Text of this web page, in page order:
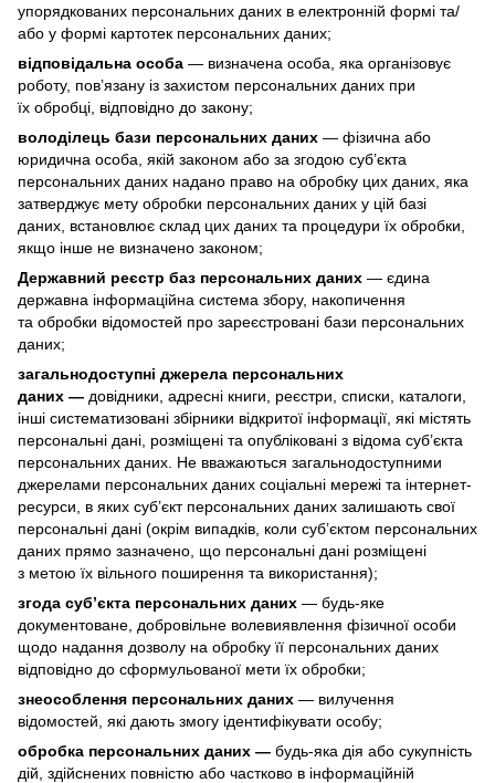
упорядкованих персональних даних в електронній формі та/
або у формі картотек персональних даних;
відповідальна особа — визначена особа, яка організовує
роботу, пов’язану із захистом персональних даних при
їх обробці, відповідно до закону;
володілець бази персональних даних — фізична або
юридична особа, якій законом або за згодою суб’єкта
персональних даних надано право на обробку цих даних, яка
затверджує мету обробки персональних даних у цій базі
даних, встановлює склад цих даних та процедури їх обробки,
якщо інше не визначено законом;
Державний реєстр баз персональних даних — єдина
державна інформаційна система збору, накопичення
та обробки відомостей про зареєстровані бази персональних
даних;
загальнодоступні джерела персональних
даних — довідники, адресні книги, реєстри, списки, каталоги,
інші систематизовані збірники відкритої інформації, які містять
персональні дані, розміщені та опубліковані з відома суб’єкта
персональних даних. Не вважаються загальнодоступними
джерелами персональних даних соціальні мережі та інтернет-
ресурси, в яких суб’єкт персональних даних залишають свої
персональні дані (окрім випадків, коли суб’єктом персональних
даних прямо зазначено, що персональні дані розміщені
з метою їх вільного поширення та використання);
згода суб’єкта персональних даних — будь-яке
документоване, добровільне волевиявлення фізичної особи
щодо надання дозволу на обробку її персональних даних
відповідно до сформульованої мети їх обробки;
знеособлення персональних даних — вилучення
відомостей, які дають змогу ідентифікувати особу;
обробка персональних даних — будь-яка дія або сукупність
дій, здійснених повністю або частково в інформаційній